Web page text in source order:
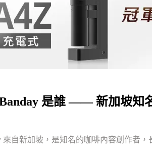
Banday 是誰 —— 新加坡知
來自新加坡，是知名的咖啡內容創作者